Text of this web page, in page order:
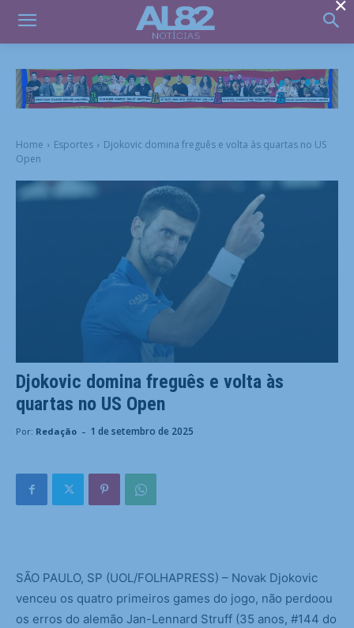
Home Esportes
Djokovic domina freguês e volta às quartas no US
Open
Djokovic domina freguês e volta às
quartas no US Open
Por: Redação - 1 de setembro de 2025
SÃO PAULO, SP (UOL/FOLHAPRESS) – Novak Djokovic
venceu os quatro primeiros games do jogo, não perdoou
os erros do alemão Jan-Lennard Struff (35 anos, #144 do